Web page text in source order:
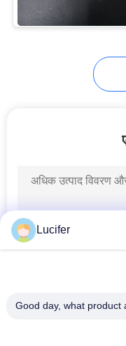
Lucifer
Good day, what product